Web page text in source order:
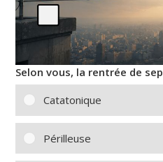
Selon vous, la rentrée de
Catatonique
Périlleuse